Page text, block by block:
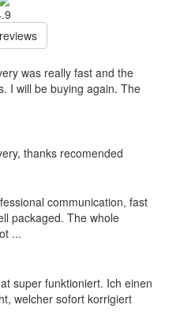
was really fast and the
I will be buying again. The
thanks recomended
communication, fast
packaged. The whole
...
super funktioniert. Ich einen
welcher sofort korrigiert